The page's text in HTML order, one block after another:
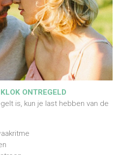
ONTREGELD
is, kun je last hebben van de